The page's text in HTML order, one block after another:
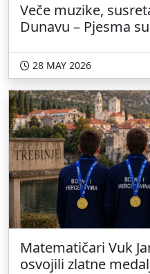
Veče muzike,
Dunavu – Pjesma
28 MAY 2026
Matematičari Vuk
osvojili zlatne